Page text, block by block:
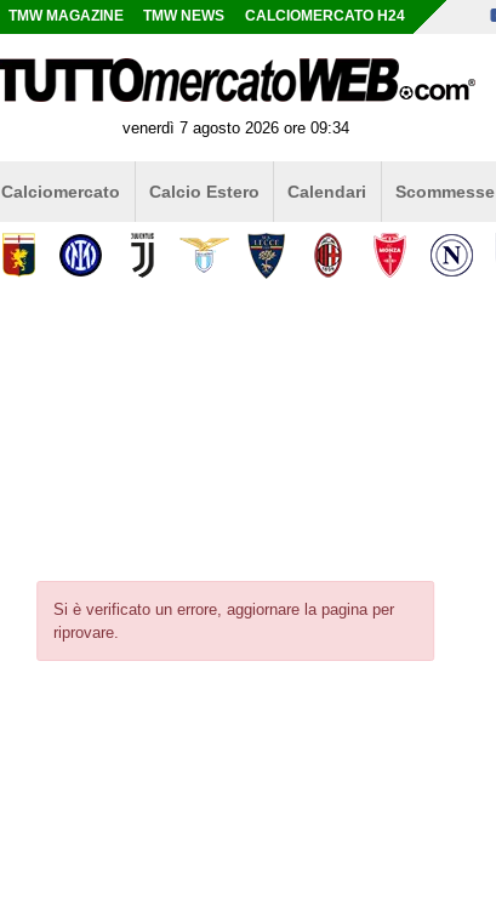
Si è verificato un errore, aggiornare la pagina per
riprovare.
TMW MAGAZINE TMW NEWS CALCIOMERCATO H24
venerdì 7 agosto 2026 ore 09:34
Calciomercato Calcio Estero Calendari Scommesse